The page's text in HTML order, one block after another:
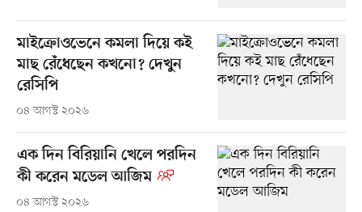
মাইক্রোওভেনে কমলা দিয়ে কই
মাছ রেঁধেছেন কখনো? দেখুন
রেসিপি
০৪ আগস্ট ২০২৬
এক দিন বিরিয়ানি খেলে পরদিন
কী করেন মডেল আজিম
০৪ আগস্ট ২০২৬